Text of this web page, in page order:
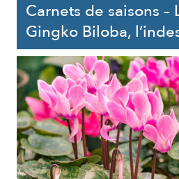
Carnets de saisons –
Gingko Biloba,